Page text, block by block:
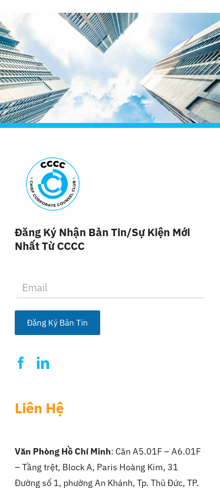
Đăng Ký Nhận Bản Tin/sự Kiện Mới
Nhất Từ CCCC
a
i
Đăng Ký Bản Tin
Liên Hệ
Văn Phòng Hồ Chí Minh: Căn A5.01F – A6.01F
– Tầng trệt, Block A, Paris Hoàng Kim, 31
Đường số 1, phường An Khánh, Tp. Thủ Đức, TP.